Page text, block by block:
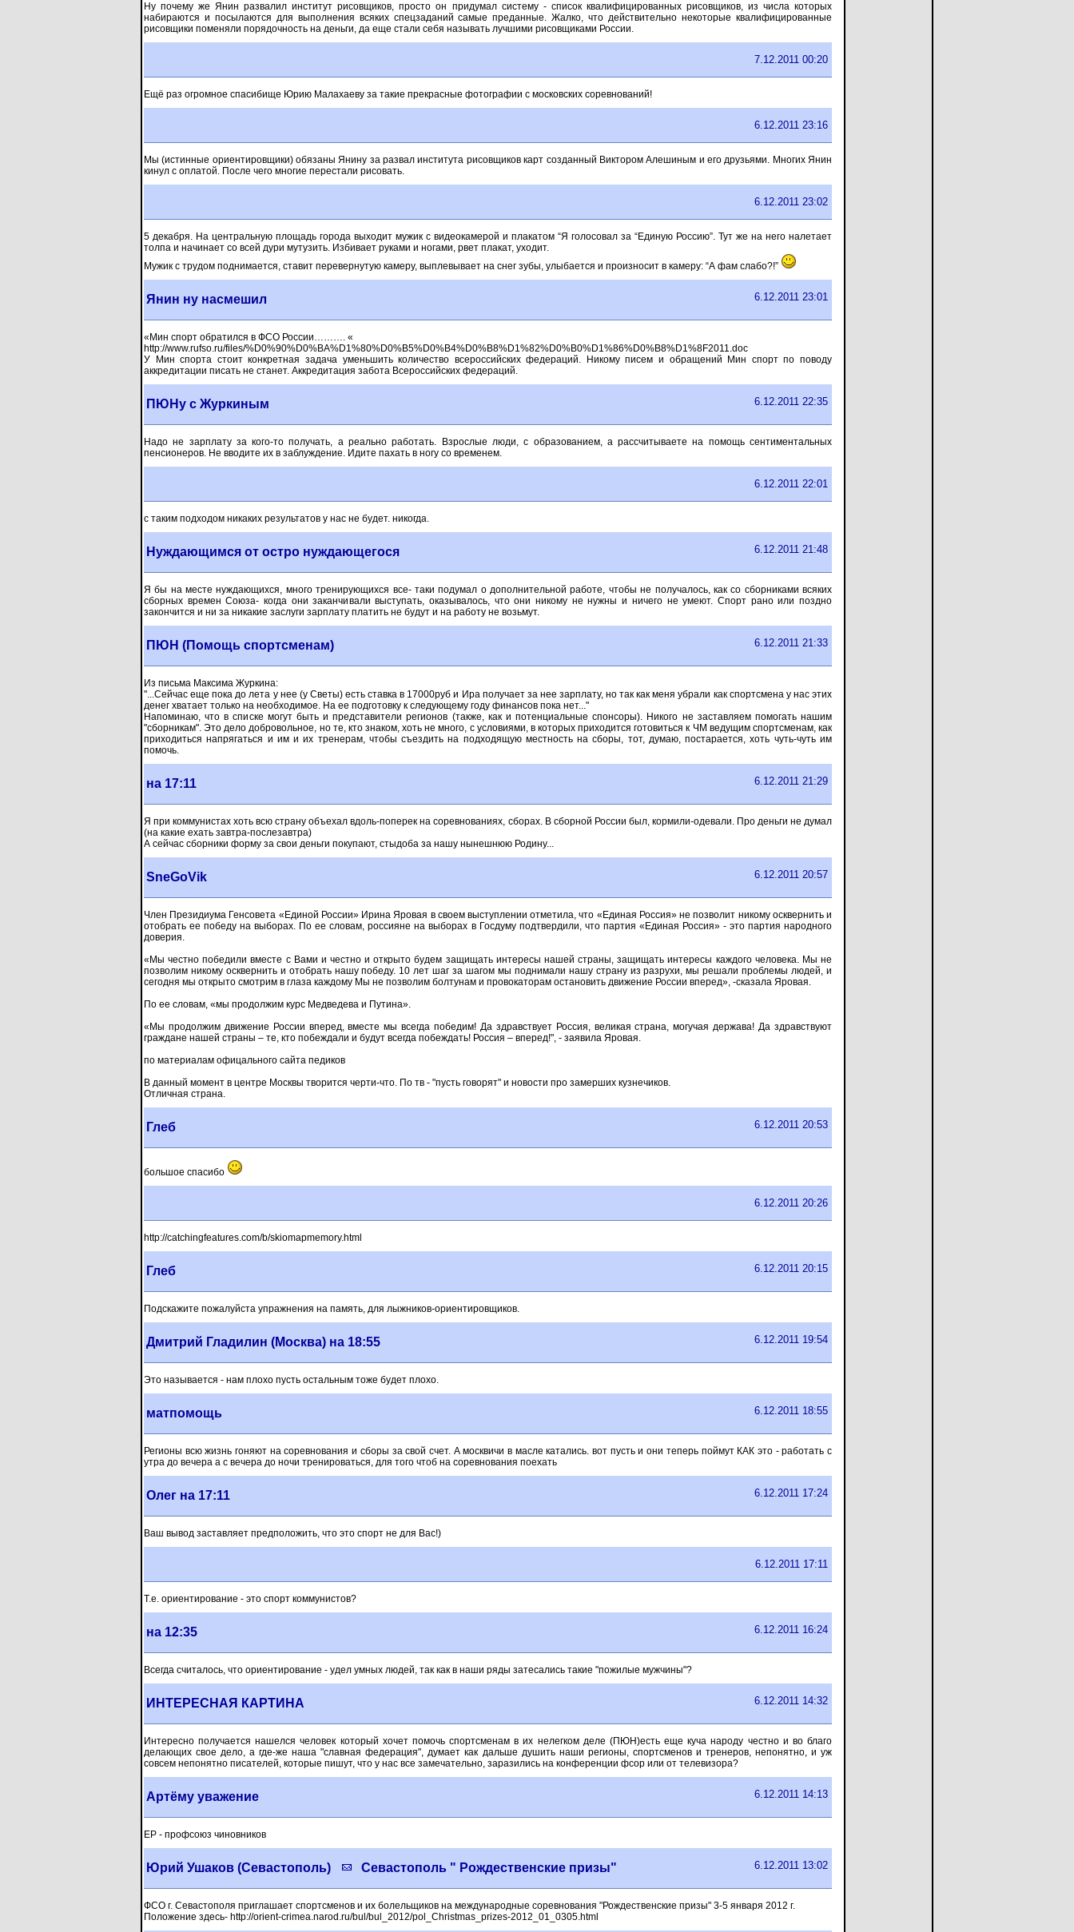
Ну почему же Янин развалил институт рисовщиков, просто он придумал систему - список квалифицированных рисовщиков, из числа которых
набираются и посылаются для выполнения всяких спецзаданий самые преданные. Жалко, что действительно некоторые квалифицированные
рисовщики поменяли порядочность на деньги, да еще стали себя называть лучшими рисовщиками России.
7.12.2011 00:20
Ещё раз огромное спасибище Юрию Малахаеву за такие прекрасные фотографии с московских соревнований!
6.12.2011 23:16
Мы (истинные ориентировщики) обязаны Янину за развал института рисовщиков карт созданный Виктором Алешиным и его друзьями. Многих Янин
кинул с оплатой. После чего многие перестали рисовать.
6.12.2011 23:02
5 декабря. На центральную площадь города выходит мужик с видеокамерой и плакатом “Я голосовал за “Единую Россию”. Тут же на него налетает
толпа и начинает со всей дури мутузить. Избивает руками и ногами, рвет плакат, уходит.
Мужик с трудом поднимается, ставит перевернутую камеру, выплевывает на снег зубы, улыбается и произносит в камеру: “А фам слабо?!”
Янин ну насмешил 6.12.2011 23:01
«Мин спорт обратился в ФСО России………. «
http://www.rufso.ru/files/%D0%90%D0%BA%D1%80%D0%B5%D0%B4%D0%B8%D1%82%D0%B0%D1%86%D0%B8%D1%8F2011.doc
У Мин спорта стоит конкретная задача уменьшить количество всероссийских федераций. Никому писем и обращений Мин спорт по поводу
аккредитации писать не станет. Аккредитация забота Всероссийских федераций.
ПЮНу с Журкиным 6.12.2011 22:35
Надо не зарплату за кого-то получать, а реально работать. Взрослые люди, с образованием, а рассчитываете на помощь сентиментальных
пенсионеров. Не вводите их в заблуждение. Идите пахать в ногу со временем.
6.12.2011 22:01
с таким подходом никаких результатов у нас не будет. никогда.
Нуждающимся от остро нуждающегося 6.12.2011 21:48
Я бы на месте нуждающихся, много тренирующихся все- таки подумал о дополнительной работе, чтобы не получалось, как со сборниками всяких
сборных времен Союза- когда они заканчивали выступать, оказывалось, что они никому не нужны и ничего не умеют. Спорт рано или поздно
закончится и ни за никакие заслуги зарплату платить не будут и на работу не возьмут.
ПЮН (Помощь спортсменам) 6.12.2011 21:33
Из письма Максима Журкина:
"...Сейчас еще пока до лета у нее (у Светы) есть ставка в 17000руб и Ира получает за нее зарплату, но так как меня убрали как спортсмена у нас этих
денег хватает только на необходимое. На ее подготовку к следующему году финансов пока нет..."
Напоминаю, что в списке могут быть и представители регионов (также, как и потенциальные спонсоры). Никого не заставляем помогать нашим
"сборникам". Это дело добровольное, но те, кто знаком, хоть не много, с условиями, в которых приходится готовиться к ЧМ ведущим спортсменам, как
приходиться напрягаться и им и их тренерам, чтобы съездить на подходящую местность на сборы, тот, думаю, постарается, хоть чуть-чуть им
помочь.
на 17:11 6.12.2011 21:29
Я при коммунистах хоть всю страну объехал вдоль-поперек на соревнованиях, сборах. В сборной России был, кормили-одевали. Про деньги не думал
(на какие ехать завтра-послезавтра)
А сейчас сборники форму за свои деньги покупают, стыдоба за нашу нынешнюю Родину...
SneGoVik 6.12.2011 20:57
Член Президиума Генсовета «Единой России» Ирина Яровая в своем выступлении отметила, что «Единая Россия» не позволит никому осквернить и
отобрать ее победу на выборах. По ее словам, россияне на выборах в Госдуму подтвердили, что партия «Единая Россия» - это партия народного
доверия.
«Мы честно победили вместе с Вами и честно и открыто будем защищать интересы нашей страны, защищать интересы каждого человека. Мы не
позволим никому осквернить и отобрать нашу победу. 10 лет шаг за шагом мы поднимали нашу страну из разрухи, мы решали проблемы людей, и
сегодня мы открыто смотрим в глаза каждому Мы не позволим болтунам и провокаторам остановить движение России вперед», -сказала Яровая.
По ее словам, «мы продолжим курс Медведева и Путина».
«Мы продолжим движение России вперед, вместе мы всегда победим! Да здравствует Россия, великая страна, могучая держава! Да здравствуют
граждане нашей страны – те, кто побеждали и будут всегда побеждать! Россия – вперед!", - заявила Яровая.
по материалам офицального сайта педиков
В данный момент в центре Москвы творится черти-что. По тв - "пусть говорят" и новости про замерших кузнечиков.
Отличная страна.
Глеб 6.12.2011 20:53
большое спасибо
6.12.2011 20:26
http://catchingfeatures.com/b/skiomapmemory.html
Глеб 6.12.2011 20:15
Подскажите пожалуйста упражнения на память, для лыжников-ориентировщиков.
Дмитрий Гладилин (Москва) на 18:55 6.12.2011 19:54
Это называется - нам плохо пусть остальным тоже будет плохо.
матпомощь 6.12.2011 18:55
Регионы всю жизнь гоняют на соревнования и сборы за свой счет. А москвичи в масле катались. вот пусть и они теперь поймут КАК это - работать с
утра до вечера а с вечера до ночи тренироваться, для того чтоб на соревнования поехать
Олег на 17:11 6.12.2011 17:24
Ваш вывод заставляет предположить, что это спорт не для Вас!)
6.12.2011 17:11
Т.е. ориентирование - это спорт коммунистов?
на 12:35 6.12.2011 16:24
Всегда считалось, что ориентирование - удел умных людей, так как в наши ряды затесались такие "пожилые мужчины"?
ИНТЕРЕСНАЯ КАРТИНА 6.12.2011 14:32
Интересно получается нашелся человек который хочет помочь спортсменам в их нелегком деле (ПЮН)есть еще куча народу честно и во благо
делающих свое дело, а где-же наша "славная федерация", думает как дальше душить наши регионы, спортсменов и тренеров, непонятно, и уж
совсем непонятно писателей, которые пишут, что у нас все замечательно, заразились на конференции фсор или от телевизора?
Артёму уважение 6.12.2011 14:13
ЕР - профсоюз чиновников
Юрий Ушаков (Севастополь) Севастополь " Рождественские призы" 6.12.2011 13:02
ФСО г. Севастополя приглашает спортсменов и их болельщиков на международные соревнования "Рождественские призы" 3-5 января 2012 г.
Положение здесь- http://orient-crimea.narod.ru/bul/bul_2012/pol_Christmas_prizes-2012_01_0305.html